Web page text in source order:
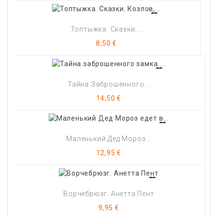
Топтыжка. Сказки....
Цена
8,50 €
Тайна Заброшенного...
Цена
14,50 €
Маленький Дед Мороз...
Цена
12,95 €
Ворчебрюзг. Анетта Пент
Цена
9,95 €